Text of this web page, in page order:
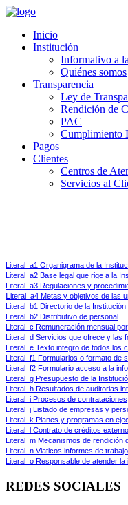
Inicio
Institución
Informativo a
Quiénes somos
Transparencia
Ley de
Rendición de
PAC
Cumplimiento
Pagos
Clientes
Centros de
Servicios al
Literal_a1 Organigrama de la
Literal_a2 Base legal que rige a la
Literal_a3 Regulaciones y
Literal_a4 Metas y objetivos de las
Literal_b1 Directorio de la Institución
Literal_b2 Distributivo de personal
Literal_c Remuneración mensual
Literal_d Servicios que ofrece y las
Literal_e Texto integro de todos los
Literal_f1 Formularios o formato de
Literal_f2 Formulario acceso a la
Literal_g Presupuesto de la
Literal_h Resultados de auditorias
Literal_i Procesos de contrataciones
Literal_j Listado de empresas y
Literal_k Planes y programas en
Literal_l Contrato de créditos
Literal_m Mecanismos de rendición
Literal_n Viaticos informes de
Literal_o Responsable de atender la
REDES SOCIALES